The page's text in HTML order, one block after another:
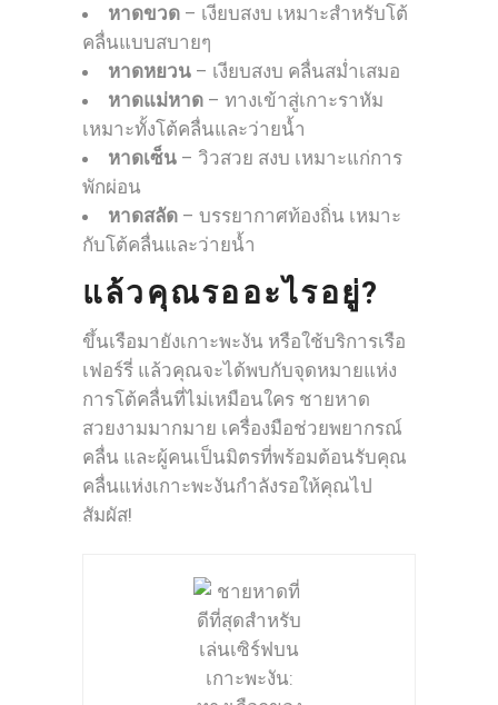
หาดขวด – เงียบสงบ เหมาะสำหรับโต้
คลื่นแบบสบายๆ
หาดหยวน – เงียบสงบ คลื่นสม่ำเสมอ
หาดแม่หาด – ทางเข้าสู่เกาะราหัม
เหมาะทั้งโต้คลื่นและว่ายน้ำ
หาดเซ็น – วิวสวย สงบ เหมาะแก่การ
พักผ่อน
หาดสลัด – บรรยากาศท้องถิ่น เหมาะ
กับโต้คลื่นและว่ายน้ำ
แล้วคุณรออะไรอยู่?
ขึ้นเรือมายังเกาะพะงัน หรือใช้บริการเรือ
เฟอร์รี่ แล้วคุณจะได้พบกับจุดหมายแห่ง
การโต้คลื่นที่ไม่เหมือนใคร ชายหาด
สวยงามมากมาย เครื่องมือช่วยพยากรณ์
คลื่น และผู้คนเป็นมิตรที่พร้อมต้อนรับคุณ
คลื่นแห่งเกาะพะงันกำลังรอให้คุณไป
สัมผัส!